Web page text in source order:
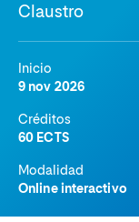
Claustro
Inicio
9 nov 2026
Créditos
60 ECTS
Modalidad
Online interactivo